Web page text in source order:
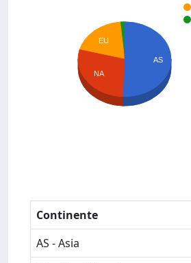
EU
NA
AS
Continente
AS - Asia